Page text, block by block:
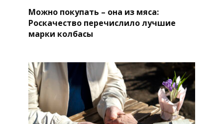
Можно покупать – она из мяса:
Роскачество перечислило лучшие
марки колбасы